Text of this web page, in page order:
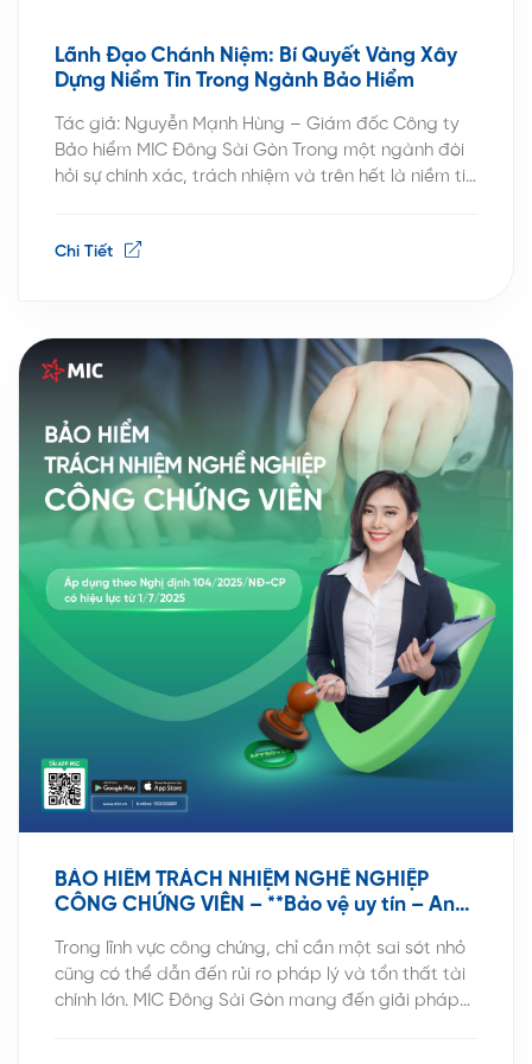
Lãnh Đạo Chánh Niệm: Bí Quyết Vàng Xây
Dựng Niềm Tin Trong Ngành Bảo Hiểm
Tác giả: Nguyễn Mạnh Hùng – Giám đốc Công ty
Bảo hiểm MIC Đông Sài Gòn Trong một ngành đòi
hỏi sự chính xác, trách nhiệm và trên hết là niềm tin
lúc […]
Chi Tiết
BẢO HIỂM TRÁCH NHIỆM NGHỀ NGHIỆP
CÔNG CHỨNG VIÊN – **Bảo vệ uy tín – An
MIC**
Trong lĩnh vực công chứng, chỉ cần một sai sót nhỏ
cũng có thể dẫn đến rủi ro pháp lý và tổn thất tài
chính lớn. MIC Đông Sài Gòn mang đến giải pháp